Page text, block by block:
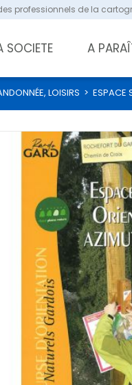
des professionnels de la
SOCIETE A
LOISIRS > ESPACE